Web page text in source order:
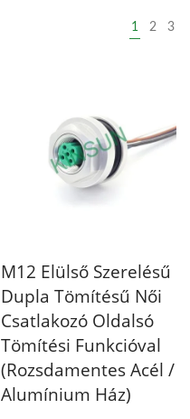
1 2 3
M12 Elülső Szerelésű
Dupla Tömítésű Női
Csatlakozó Oldalsó
Tömítési Funkcióval
(rozsdamentes Acél /
Alumínium Ház)